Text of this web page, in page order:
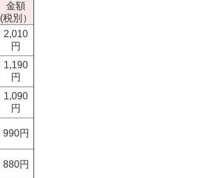
金額
(税別）
2,010
円
1,190
円
1,090
円
990円
880円